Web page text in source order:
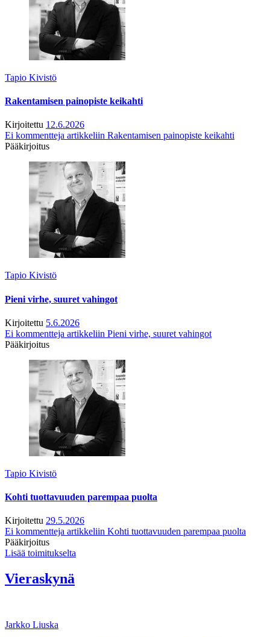
Tapio Kivistö
Rakentamisen painopiste keikahti
Kirjoitettu 12.6.2026
Ei kommentteja artikkeliin Rakentamisen painopiste keikahti
Pääkirjoitus
Tapio Kivistö
Pieni virhe, suuret vahingot
Kirjoitettu 5.6.2026
Ei kommentteja artikkeliin Pieni virhe, suuret vahingot
Pääkirjoitus
Tapio Kivistö
Kohti tuottavuuden parempaa puolta
Kirjoitettu 29.5.2026
Ei kommentteja artikkeliin Kohti tuottavuuden parempaa puolta
Pääkirjoitus
Lisää toimitukselta
Vieraskynä
Jarkko Liuska